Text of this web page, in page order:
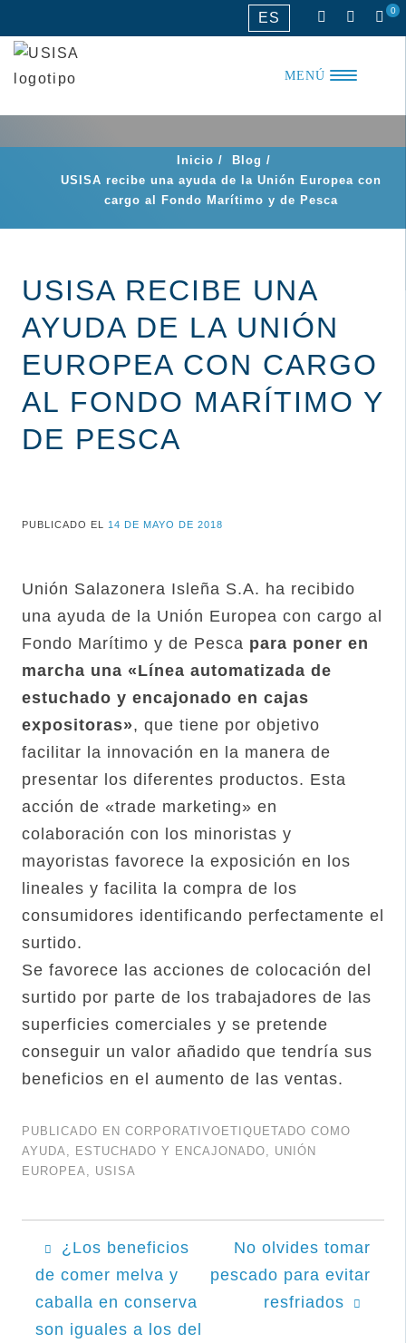
al
ES 0
MENÚ
Inicio / Blog /
USISA recibe una ayuda de la Unión Europea con
cargo al Fondo Marítimo y de Pesca
USISA RECIBE UNA
AYUDA DE LA UNIÓN
EUROPEA CON CARGO
AL FONDO MARÍTIMO Y
DE PESCA
PUBLICADO EL 14 DE MAYO DE 2018
Unión Salazonera Isleña S.A. ha recibido
una ayuda de la Unión Europea con cargo al
Fondo Marítimo y de Pesca para poner en
marcha una «Línea automatizada de
estuchado y encajonado en cajas
expositoras», que tiene por objetivo
facilitar la innovación en la manera de
presentar los diferentes productos. Esta
acción de «trade marketing» en
colaboración con los minoristas y
mayoristas favorece la exposición en los
lineales y facilita la compra de los
consumidores identificando perfectamente el
surtido.
Se favorece las acciones de colocación del
surtido por parte de los trabajadores de las
superficies comerciales y se pretende
conseguir un valor añadido que tendría sus
beneficios en el aumento de las ventas.
PUBLICADO EN CORPORATIVOETIQUETADO COMO
AYUDA
ESTUCHADO Y ENCAJONADO
UNIÓN
EUROPEA
USISA
Navegación
de
entradas
¿Los beneficios
de comer melva y
caballa en conserva
son iguales a los del
No olvides tomar
pescado para evitar
resfriados